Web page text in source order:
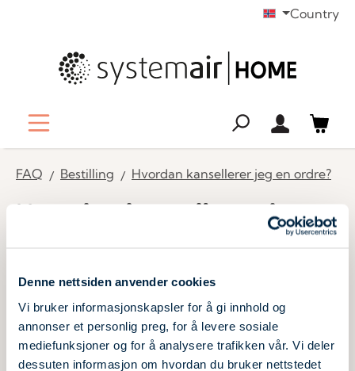
Denne nettsiden anvender cookies
Vi bruker informasjonskapsler for å gi innhold og
annonser et personlig preg, for å levere sosiale
mediefunksjoner og for å analysere trafikken vår. Vi deler
dessuten informasjon om hvordan du bruker nettstedet
Country
FAQ Bestilling Hvordan kansellerer jeg en ordre?
Hvordan kansellerer jeg
For å kansellere bestillingene dine, logg inn på kundeområdet
med brukerinformasjonen din og klikk på knappen
"Bestillinger". De tre prikkene bak bestillingen din tar deg til
knappen "Kanseller bestilling". Deretter må du bekrefte valget
ditt i det neste vinduet.